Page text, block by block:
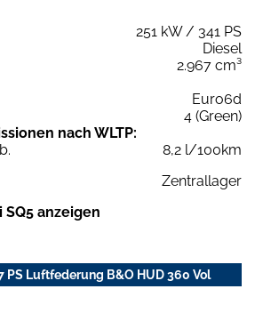
251 kW / 341 PS
Diesel
2.967 cm³
Euro6d
4 (Green)
nach WLTP:
8,2 l/100km
Zentrallager
SQ5 anzeigen
PS Luftfederung B&O HUD 360 Vol